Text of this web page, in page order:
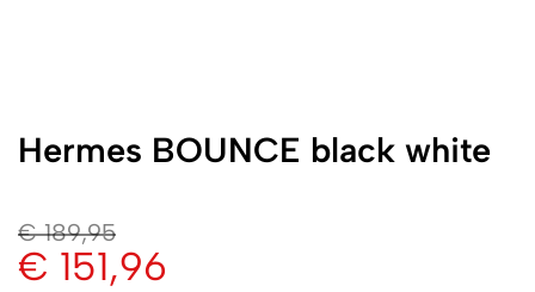
Hermes BOUNCE black white
€189,95
€ 151,96